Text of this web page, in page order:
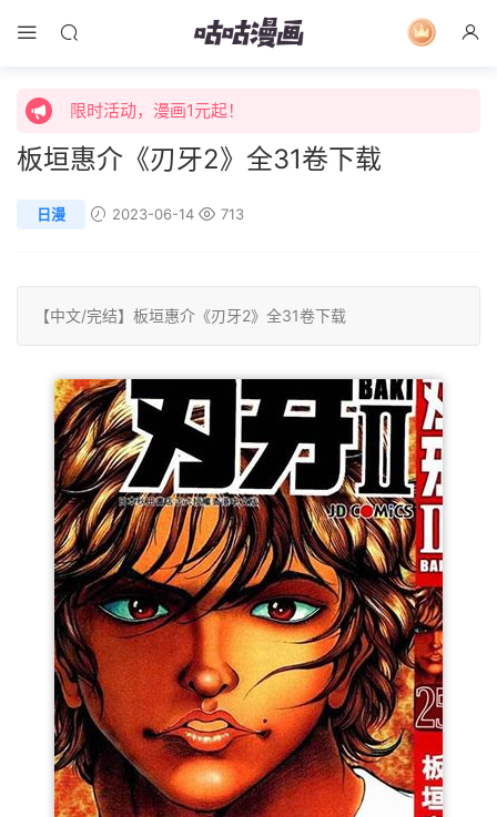
限时活动，漫画1元起！
限时活动，漫画1元起！
限时特价购买终身会员享受全站免费体验！
板垣惠介《刃牙2》全31卷下载
日漫 2023-06-14 713
【中文/完结】 板垣惠介 《刃牙2》全31卷下载